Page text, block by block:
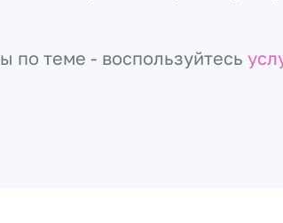
по теме - воспользуйтесь